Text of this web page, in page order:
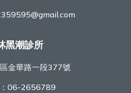
黑潮診所
金華路一段377號
06-2656789